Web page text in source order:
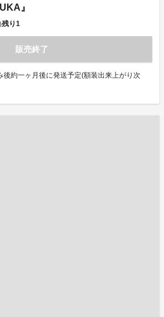
』
残り1
販売終了
後約一ヶ月後に発送予定(額装出来上がり次